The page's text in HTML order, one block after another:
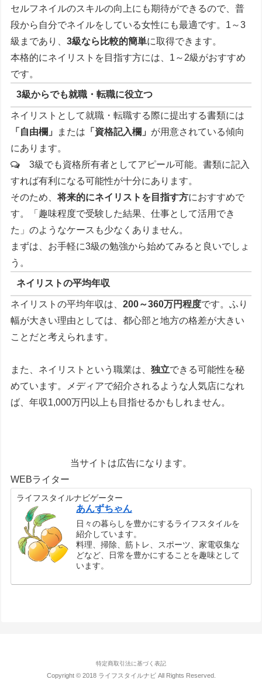
セルフネイルのスキルの向上にも期待ができるので、普
段から自分でネイルをしている女性にも最適です。1～3
級まであり、3級なら比較的簡単に取得できます。
本格的にネイリストを目指す方には、1～2級がおすすめ
です。
3級からでも就職・転職に役立つ
ネイリストとして就職・転職する際に提出する書類には
「自由欄」
または 「資格記入欄」 が用意されている傾向
にあります。
3級でも資格所有者としてアピール可能。書類に記入
すれば有利になる可能性が十分にあります。
そのため、将来的にネイリストを目指す方におすすめで
す。「趣味程度で受験した結果、仕事として活用でき
た」のようなケースも少なくありません。
まずは、お手軽に3級の勉強から始めてみると良いでしょ
う。
ネイリストの平均年収
ネイリストの平均年収は、200～360万円程度です。ふり
幅が大きい理由としては、都心部と地方の格差が大きい
ことだと考えられます。
また、ネイリストという職業は、独立できる可能性を秘
めています。メディアで紹介されるような人気店になれ
ば、年収1,000万円以上も目指せるかもしれません。
当サイトは広告になります。
WEBライター
ライフスタイルナビゲーター
あんずちゃん
日々の暮らしを豊かにするライフスタイルを
紹介しています。
料理、掃除、筋トレ、スポーツ、家電収集な
どなど、日常を豊かにすることを趣味として
います。
特定商取引法に基づく表記
Copyright © 2018 ライフスタイルナビ All Rights Reserved.